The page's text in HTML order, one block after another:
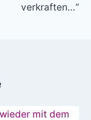
verkraften…“